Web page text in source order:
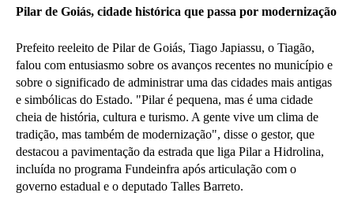
Pilar de Goiás, cidade histórica que passa por modernização
Prefeito reeleito de Pilar de Goiás, Tiago Japiassu, o Tiagão,
falou com entusiasmo sobre os avanços recentes no município e
sobre o significado de administrar uma das cidades mais antigas
e simbólicas do Estado. "Pilar é pequena, mas é uma cidade
cheia de história, cultura e turismo. A gente vive um clima de
tradição, mas também de modernização", disse o gestor, que
destacou a pavimentação da estrada que liga Pilar a Hidrolina,
incluída no programa Fundeinfra após articulação com o
governo estadual e o deputado Talles Barreto.